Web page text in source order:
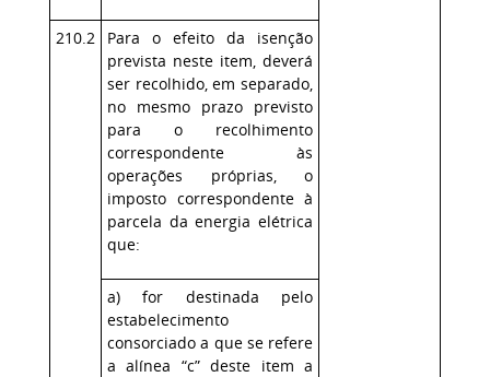
210.2
Para o efeito da isenção
prevista neste item, deverá
ser recolhido, em separado,
no mesmo prazo previsto
para o recolhimento
correspondente às
operações próprias, o
imposto correspondente à
parcela da energia elétrica
que:
a) for destinada pelo
estabelecimento
consorciado a que se refere
a alínea “c” deste item a